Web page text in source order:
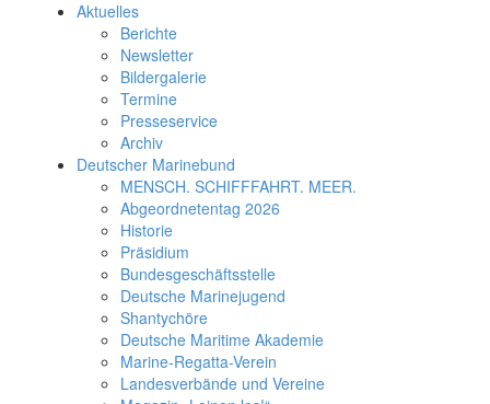
Aktuelles
Berichte
Newsletter
Bildergalerie
Termine
Presseservice
Archiv
Deutscher Marinebund
MENSCH. SCHIFFFAHRT. MEER.
Abgeordnetentag 2026
Historie
Präsidium
Bundesgeschäftsstelle
Deutsche Marinejugend
Shantychöre
Deutsche Maritime Akademie
Marine-Regatta-Verein
Landesverbände und Vereine